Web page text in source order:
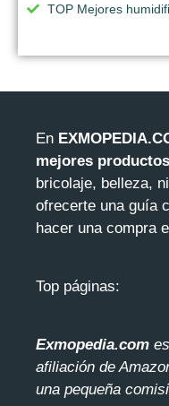
TOP Mejores
En
mejores productos
bricolaje, belleza,
ofrecerte una guía
hacer una compra
Top páginas:
Exmopedia.com
afiliación de
una pequeña